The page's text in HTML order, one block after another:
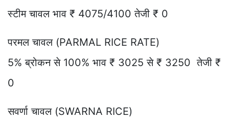
स्टीम चावल भाव ₹ 4075/4100 तेजी ₹ 0
परमल चावल (PARMAL RICE RATE)
5% ब्रोकन से 100% भाव ₹ 3025 से ₹ 3250 तेजी ₹
0
सवर्णा चावल (SWARNA RICE)